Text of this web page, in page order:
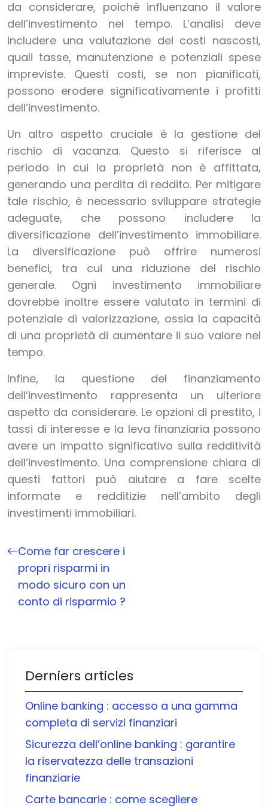
da considerare, poiché influenzano il valore
dell’investimento nel tempo. L’analisi deve
includere una valutazione dei costi nascosti,
quali tasse, manutenzione e potenziali spese
impreviste. Questi costi, se non pianificati,
possono erodere significativamente i profitti
dell’investimento.
Un altro aspetto cruciale è la gestione del
rischio di vacanza. Questo si riferisce al
periodo in cui la proprietà non è affittata,
generando una perdita di reddito. Per mitigare
tale rischio, è necessario sviluppare strategie
adeguate, che possono includere la
diversificazione dell’investimento immobiliare.
La diversificazione può offrire numerosi
benefici, tra cui una riduzione del rischio
generale. Ogni investimento immobiliare
dovrebbe inoltre essere valutato in termini di
potenziale di valorizzazione, ossia la capacità
di una proprietà di aumentare il suo valore nel
tempo.
Infine, la questione del finanziamento
dell’investimento rappresenta un ulteriore
aspetto da considerare. Le opzioni di prestito, i
tassi di interesse e la leva finanziaria possono
avere un impatto significativo sulla redditività
dell’investimento. Una comprensione chiara di
questi fattori può aiutare a fare scelte
informate e redditizie nell’ambito degli
investimenti immobiliari.
Come far crescere i
propri risparmi in
modo sicuro con un
conto di risparmio ?
Derniers articles
Online banking : accesso a una gamma
completa di servizi finanziari
Sicurezza dell’online banking : garantire
la riservatezza delle transazioni
finanziarie
Carte bancarie : come scegliere